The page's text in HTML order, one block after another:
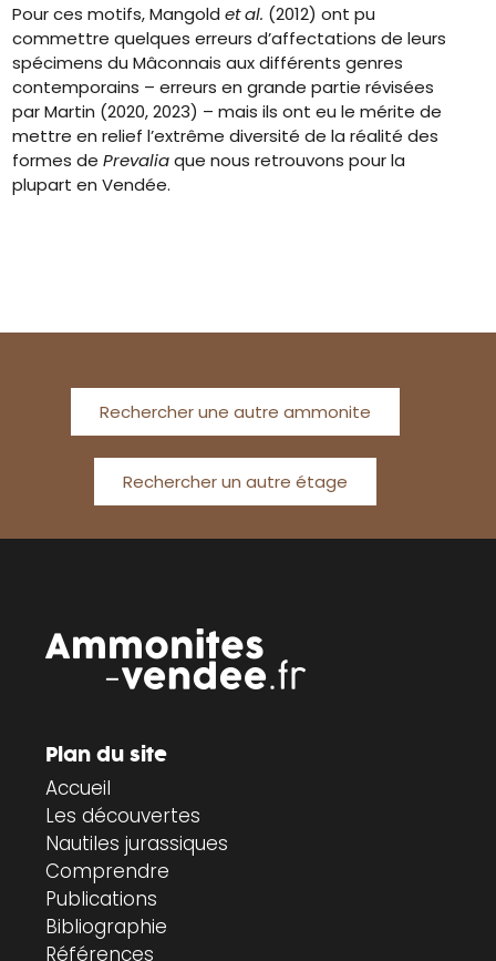
Pour ces motifs, Mangoldet al. (2012) ont pu
commettre quelques erreurs d’affectations de leurs
spécimens du Mâconnais aux différents genres
contemporains – erreurs en grande partie révisées
par Martin (2020, 2023) – mais ils ont eu le mérite de
mettre en relief l’extrême diversité de la réalité des
formes dePrevaliaque nous retrouvons pour la
plupart en Vendée.
Rechercher une autre ammonite
Rechercher un autre étage
Plan du site
Accueil
Les découvertes
Nautiles jurassiques
Comprendre
Publications
Bibliographie
Références